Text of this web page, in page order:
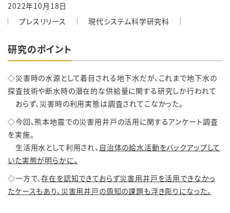
2022年10月18日
プレスリリース
現代システム科学研究科
研究のポイント
◇災害時の水源として着目される地下水だが、これまで地下水の
探査技術や断水時の潜在的な供給量に関する研究しか行われて
おらず、災害時の利用実態は調査されてこなかった。
◇今回、熊本地震での災害用井戸の活用に関するアンケート調査
を実施。
生活用水として利用され、 自治体の給水活動をバックアップして
いた実態が明らかに。
◇一方で、存在を認知できておらず災害用井戸を活用できなかっ
たケースもあり、災害用井戸の周知の課題も浮き彫りになった。